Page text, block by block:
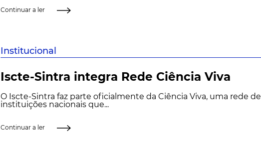
Continuar a ler
Institucional
Iscte-Sintra integra Rede Ciência Viva
O Iscte-Sintra faz parte oficialmente da Ciência Viva, uma rede de
instituições nacionais que...
Continuar a ler